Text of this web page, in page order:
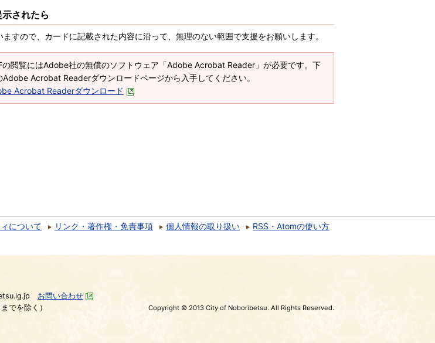
されたら
すので、カードに記載された内容に沿って、無理のない範囲で支援をお願いします。
の閲覧にはAdobe社の無償のソフトウェア「Adobe Acrobat Reader」が必要です。下
Adobe Acrobat Readerダウンロードページから入手してください。
Acrobat Readerダウンロード
について リンク・著作権・免責事項 個人情報の取り扱い
RSS・Atomの使い方
お問い合わせ
でを除く）
Copyright © 2013 City of Noboribetsu. All Rights Reserved.